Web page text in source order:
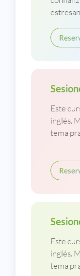
Este
inglés.
tema
Este
inglés.
tema